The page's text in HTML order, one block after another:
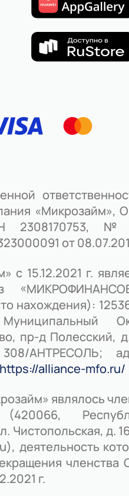
«Микрозайм»,
2308170753,
от
15.12.2021 г.
нахождения):
пр-д Полесский,
АНТРЕСОЛЬ;
https://alliance-mfo.ru/
являлось
Чистопольская, д.
деятельность
членства
г.